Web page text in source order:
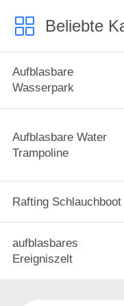
Beliebte
Aufblasbare
Wasserpark
Aufblasbare Water
Trampoline
Rafting Schlauchboot
aufblasbares
Ereigniszelt